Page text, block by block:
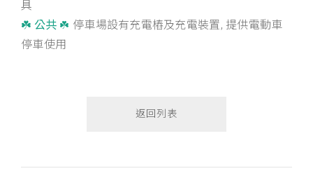
具
☘️ 公共 ☘️ 停車場設有充電樁及充電裝置, 提供電動車
停車使用
返回列表